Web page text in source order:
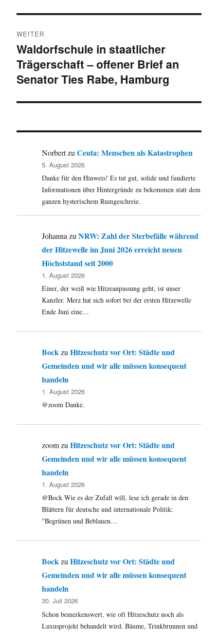
WEITER
Nächster
Beitrag:
Waldorfschule in staatlicher
Trägerschaft – offener Brief an
Senator Ties Rabe, Hamburg
NorbertzuCeuta: Menschen als Katastrophen
5. August 2026
Danke für den Hinweis! Es tut gut, solide und fundierte
Informationen über Hintergründe zu bekommen statt dem
ganzen hysterischem Rumgeschreie.
JohannazuNRW: Zahl der Sterbefälle während
der Hitzewelle im Juni 2026 erreicht neuen
Höchststand seit 2000
1. August 2026
Einer, der weiß wie Hitzeanpassung geht, ist unser
Kanzler. Merz hat sich sofort bei der ersten Hitzewelle
Ende Juni eine…
BockzuHitzeschutz vor Ort: Städte und
Gemeinden und wir alle müssen konsequent
handeln
1. August 2026
@zoom Danke.
zoomzuHitzeschutz vor Ort: Städte und
Gemeinden und wir alle müssen konsequent
handeln
1. August 2026
@Bock Wie es der Zufall will, lese ich gerade in den
Blättern für deutsche und internationale Politik:
"Begrünen und Beblauen…
BockzuHitzeschutz vor Ort: Städte und
Gemeinden und wir alle müssen konsequent
handeln
30. Juli 2026
Schon bemerkenswert, wie oft Hitzeschutz noch als
Luxusprojekt behandelt wird. Bäume, Trinkbrunnen und